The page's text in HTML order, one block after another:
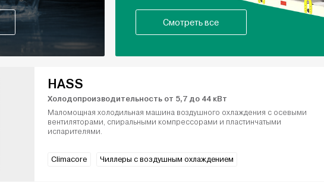
Смотреть все
HASS
Холодопроизводительность от 5,7 до 44 кВт
Маломощная холодильная машина воздушного охлаждения с осевыми
вентиляторами, спиральными компрессорами и пластинчатыми
испарителями.
Climacore Чиллеры с воздушным охлаждением